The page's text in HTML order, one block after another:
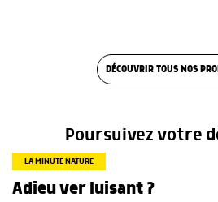
DÉCOUVRIR TOUS NOS
Poursuivez votre
LA MINUTE NATURE
Adieu ver luisant ?